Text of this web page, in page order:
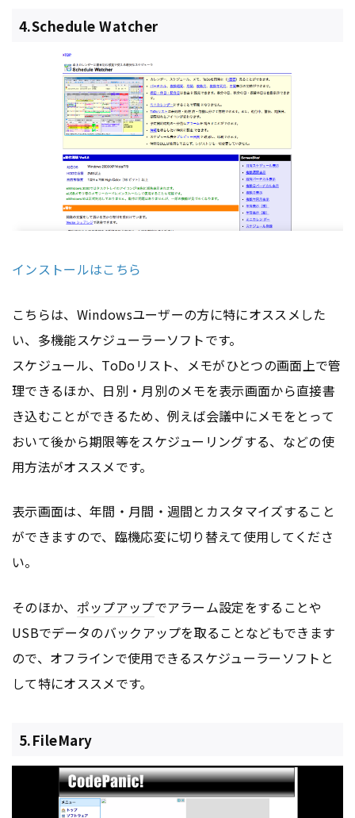
4.Schedule Watcher
インストールはこちら
こちらは、Windowsユーザーの方に特にオススメした
い、多機能スケジューラーソフトです。
スケジュール、ToDoリスト、メモがひとつの画面上で管
理できるほか、日別・月別のメモを表示画面から直接書
き込むことができるため、例えば会議中にメモをとって
おいて後から期限等をスケジューリングする、などの使
用方法がオススメです。
表示画面は、年間・月間・週間とカスタマイズすること
ができますので、臨機応変に切り替えて使用してくださ
い。
そのほか、 ポップアップでアラーム設定をすることや
USBでデータのバックアップを取ることなどもできます
ので、オフラインで使用できるスケジューラーソフトと
して特にオススメです。
5.FileMary